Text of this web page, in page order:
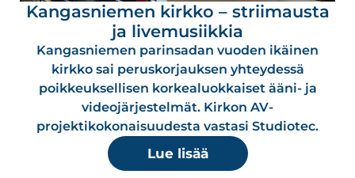
Kangasniemen kirkko – striimausta
ja livemusiikkia
Kangasniemen parinsadan vuoden ikäinen
kirkko sai peruskorjauksen yhteydessä
poikkeuksellisen korkealuokkaiset ääni- ja
videojärjestelmät. Kirkon AV-
projektikokonaisuudesta vastasi Studiotec.
Lue lisää